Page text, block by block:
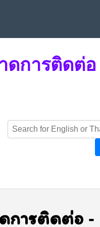
ดการติดต่อ
การติดต่อ-